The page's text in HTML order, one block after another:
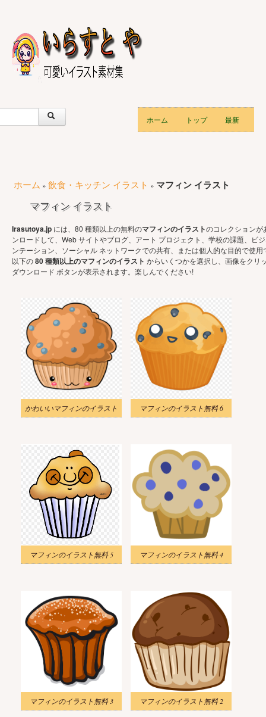
ホーム トップ 最新
ホーム » 飲食・キッチン イラスト » マフィン イラスト
マフィン イラスト
Irasutoya.jp には、80 種類以上の無料のマフィンのイラストのコレクションが
ンロードして、Web サイトやブログ、アート プロジェクト、学校の課題、ビ
ンテーション、ソーシャル ネットワークでの共有、または個人的な目的で使用
以下の80 種類以上のマフィンのイラスト からいくつかを選択し、画像をクリ
ダウンロード ボタンが表示されます。楽しんでください!
かわいいマフィンのイラスト マフィンのイラスト無料 6
マフィンのイラスト無料 5 マフィンのイラスト無料 4
マフィンのイラスト無料 3 マフィンのイラスト無料 2